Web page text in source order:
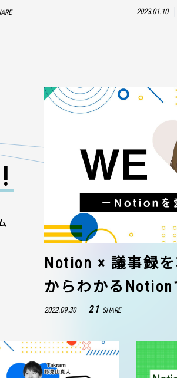
2023.01.10
Notion × 議事録
からわかる
2022.09.30 21 SHARE